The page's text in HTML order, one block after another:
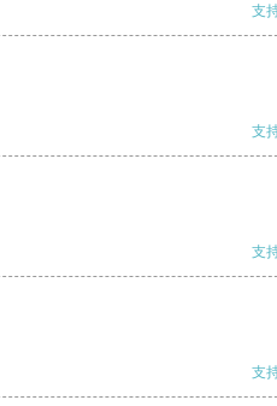
支
支
支
支